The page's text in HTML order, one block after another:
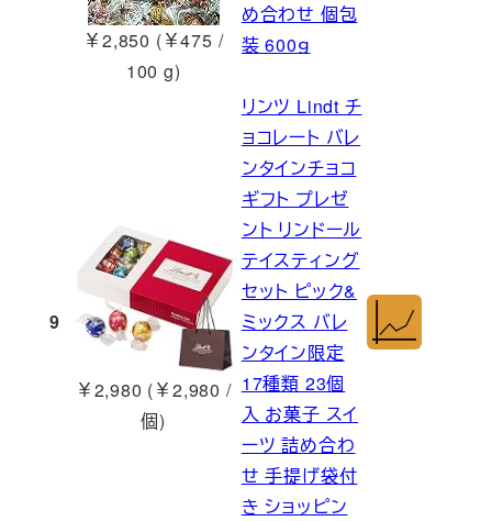
￥2,850 (￥475 /
100 g)
め合わせ 個包
装 600ｇ
9
￥2,980 (￥2,980 /
個)
リンツ Lindt チ
ョコレート バレ
ンタインチョコ
ギフト プレゼ
ント リンドール
テイスティング
セット ピック&
ミックス バレ
ンタイン限定
17種類 23個
入 お菓子 スイ
ーツ 詰め合わ
せ 手提げ袋付
き ショッピン